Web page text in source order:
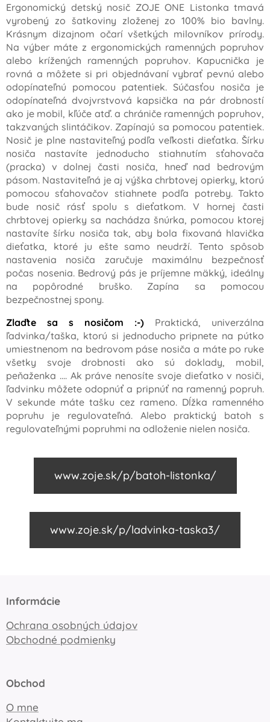
Ergonomický detský nosič ZOJE ONE Listonka tmavá
vyrobený zo šatkoviny zloženej zo 100% bio bavlny.
Krásnym dizajnom očarí všetkých milovníkov prírody.
Na výber máte z ergonomických ramenných popruhov
alebo krížených ramenných popruhov. Kapucnička je
rovná a môžete si pri objednávaní vybrať pevnú alebo
odopínateľnú pomocou patentiek. Súčasťou nosiča je
odopínateľná dvojvrstvová kapsička na pár drobností
ako je mobil, kľúče atď. a chrániče ramenných popruhov,
takzvaných slintáčikov. Zapínajú sa pomocou patentiek.
Nosič je plne nastaviteľný podľa veľkosti dieťatka. Šírku
nosiča nastavíte jednoducho stiahnutím sťahovača
(pracka) v dolnej časti nosiča, hneď nad bedrovým
pásom. Nastaviteľná je aj výška chrbtovej opierky, ktorú
pomocou sťahovačov stiahnete podľa potreby. Takto
bude nosič rásť spolu s dieťatkom. V hornej časti
chrbtovej opierky sa nachádza šnúrka, pomocou ktorej
nastavíte šírku nosiča tak, aby bola fixovaná hlavička
dieťatka, ktoré ju ešte samo neudrží. Tento spôsob
nastavenia nosiča zaručuje maximálnu bezpečnosť
počas nosenia. Bedrový pás je príjemne mäkký, ideálny
na popôrodné bruško. Zapína sa pomocou
bezpečnostnej spony.
Zlaďte sa s nosičom :-) Praktická, univerzálna
ľadvinka/taška, ktorú si jednoducho pripnete na pútko
umiestnenom na bedrovom páse nosiča a máte po ruke
všetky svoje drobnosti ako sú doklady, mobil,
peňaženka .... Ak práve nenosíte svoje dieťatko v nosiči,
ľadvinku môžete odopnúť a pripnúť na ramenný popruh.
V sekunde máte tašku cez rameno. Dĺžka ramenného
popruhu je regulovateľná. Alebo praktický batoh s
regulovateľnými popruhmi na odloženie nielen nosiča.
www.zoje.sk/p/batoh-listonka/
www.zoje.sk/p/ladvinka-taska3/
Informácie
Ochrana osobných údajov
Obchodné podmienky
Obchod
O mne